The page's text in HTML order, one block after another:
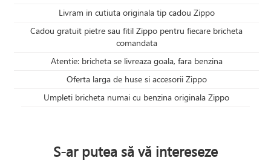
Livram in cutiuta originala tip cadou Zippo
Cadou gratuit pietre sau fitil Zippo pentru fiecare bricheta
comandata
Atentie: bricheta se livreaza goala, fara benzina
Oferta larga de huse si accesorii Zippo
Umpleti bricheta numai cu benzina originala Zippo
S-ar putea să vă intereseze